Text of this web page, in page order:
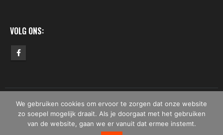
VOLG ONS:
© Copyright 2019 - 2026 - Bomber.nl. Alle rechten voorbehouden.
We gebruiken cookies om ervoor te zorgen dat onze website
zo soepel mogelijk draait. Als je doorgaat met het gebruiken
van de website, gaan we er vanuit dat ermee instemt.